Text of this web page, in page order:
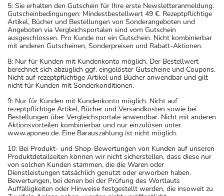
5: Sie erhalten den Gutschein für Ihre erste Newsletteranmeldung.
Gutscheinbedingungen: Mindestbestellwert 49 €. Rezeptpflichtige
Artikel, Bücher und Bestellungen von Sonderangeboten und
Angeboten via Vergleichsportalen sind vom Gutschein
ausgeschlossen. Pro Kunde nur ein Gutschein. Nicht kombinierbar
mit anderen Gutscheinen, Sonderpreisen und Rabatt-Aktionen.
8: Nur für Kunden mit Kundenkonto möglich. Der Bestellwert
berechnet sich abzüglich ggf. eingelöster Gutscheine und Coupons.
Nicht auf rezeptpflichtige Artikel und Bücher anwendbar und gilt
nicht für Kunden mit Sonderkonditionen.
9: Nur für Kunden mit Kundenkonto möglich. Nicht auf
rezeptpflichtige Artikel, Bücher und Versandkosten sowie bei
Bestellungen über Vergleichsportale anwendbar. Nicht mit anderen
Aktionsvorteilen kombinierbar und nur einzulösen unter
www.aponeo.de. Eine Barauszahlung ist nicht möglich.
10: Bei Produkt- und Shop-Bewertungen von Kunden auf unseren
Produktdetailseiten können wir nicht sicherstellen, dass diese nur
von solchen Kunden stammen, die die Waren oder
Dienstleistungen tatsächlich genutzt oder erworben haben.
Bewertungen, bei denen bei der Prüfung des Wortlauts
Auffälligkeiten oder Hinweise festgestellt werden, die insoweit zu